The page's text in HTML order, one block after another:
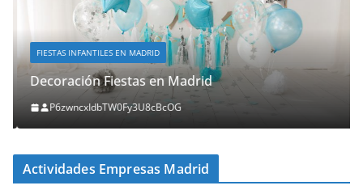
FIESTAS INFANTILES EN MADRID
Decoración Fiestas en Madrid
P6zwncxIdbTW0Fy3U8cBcOG
Actividades Empresas Madrid